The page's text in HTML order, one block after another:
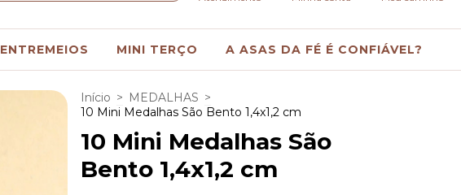
ENTREMEIOS MINI TERÇO A ASAS DA FÉ É CONFIÁVEL?
Início > MEDALHAS >
10 Mini Medalhas São Bento 1,4x1,2 cm
10 Mini Medalhas São
Bento 1,4x1,2 cm